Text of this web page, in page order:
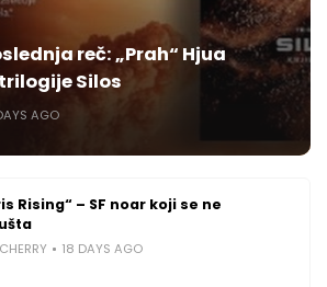
reč: „Prah“ Hjua
Silos
AGO
Rising“ – SF noar koji se ne
18 DAYS AGO